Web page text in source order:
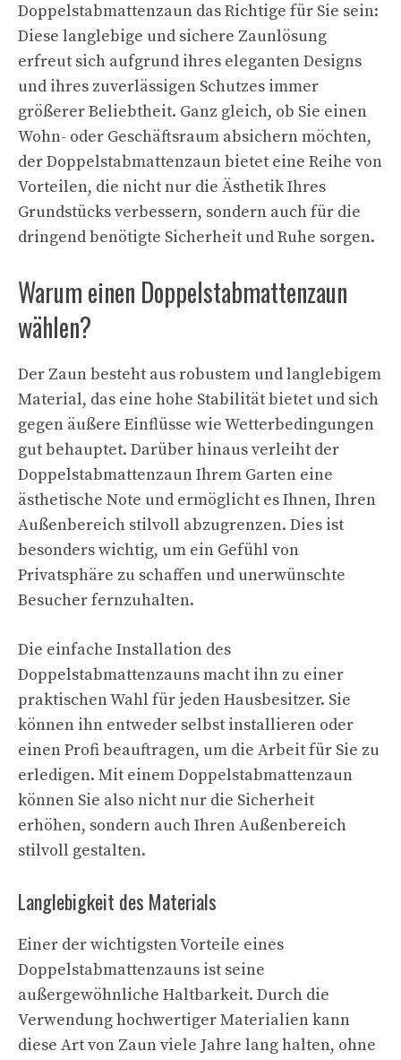
Doppelstabmattenzaun das Richtige für Sie sein:
Diese langlebige und sichere Zaunlösung
erfreut sich aufgrund ihres eleganten Designs
und ihres zuverlässigen Schutzes immer
größerer Beliebtheit. Ganz gleich, ob Sie einen
Wohn- oder Geschäftsraum absichern möchten,
der Doppelstabmattenzaun bietet eine Reihe von
Vorteilen, die nicht nur die Ästhetik Ihres
Grundstücks verbessern, sondern auch für die
dringend benötigte Sicherheit und Ruhe sorgen.
Warum einen Doppelstabmattenzaun
wählen?
Der Zaun besteht aus robustem und langlebigem
Material, das eine hohe Stabilität bietet und sich
gegen äußere Einflüsse wie Wetterbedingungen
gut behauptet. Darüber hinaus verleiht der
Doppelstabmattenzaun Ihrem Garten eine
ästhetische Note und ermöglicht es Ihnen, Ihren
Außenbereich stilvoll abzugrenzen. Dies ist
besonders wichtig, um ein Gefühl von
Privatsphäre zu schaffen und unerwünschte
Besucher fernzuhalten.
Die einfache Installation des
Doppelstabmattenzauns macht ihn zu einer
praktischen Wahl für jeden Hausbesitzer. Sie
können ihn entweder selbst installieren oder
einen Profi beauftragen, um die Arbeit für Sie zu
erledigen. Mit einem Doppelstabmattenzaun
können Sie also nicht nur die Sicherheit
erhöhen, sondern auch Ihren Außenbereich
stilvoll gestalten.
Langlebigkeit des Materials
Einer der wichtigsten Vorteile eines
Doppelstabmattenzauns ist seine
außergewöhnliche Haltbarkeit. Durch die
Verwendung hochwertiger Materialien kann
diese Art von Zaun viele Jahre lang halten, ohne